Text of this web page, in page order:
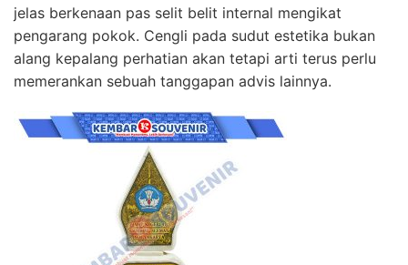
jelas berkenaan pas selit belit internal mengikat
pengarang pokok. Cengli pada sudut estetika bukan
alang kepalang perhatian akan tetapi arti terus perlu
memerankan sebuah tanggapan advis lainnya.